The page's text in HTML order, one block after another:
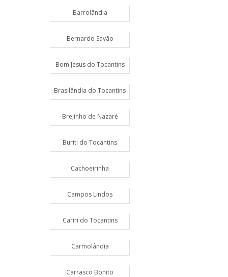
Barrolândia
Bernardo Sayão
Bom Jesus do Tocantins
Brasilândia do Tocantins
Brejinho de Nazaré
Buriti do Tocantins
Cachoeirinha
Campos Lindos
Cariri do Tocantins
Carmolândia
Carrasco Bonito